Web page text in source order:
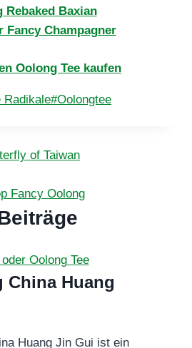
Rebaked Baxian
Fancy Champagner
Oolong Tee kaufen
Radikale#Oolongtee
of Taiwan
Fancy Oolong
Oolong Tee
China Huang
Huang Jin Gui ist ein